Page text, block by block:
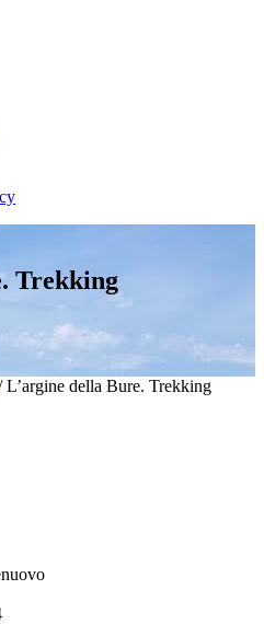
Trekking
L’argine della Bure. Trekking